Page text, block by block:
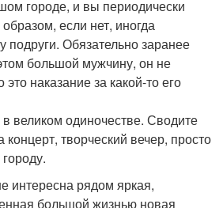
городе, и вы периодически
если нет, иногда
подруги. Обязательно заранее
большой мужчину, он не
наказание за какой-то его
великом одиночестве. Сводите
творческий вечер, просто
интересна рядом яркая,
большой жизнью новая